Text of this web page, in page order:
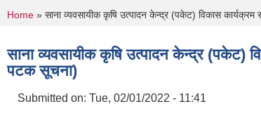
You are here
Home » साना व्यवसायीक कृषि उत्पादन केन्द्र (पकेट) विकास
साना व्यवसायीक कृषि उत्पादन केन्द्र (पकेट)
पटक सूचना)
Submitted on: Tue, 02/01/2022 - 11:41